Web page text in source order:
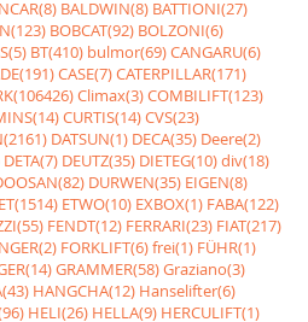
BALDWIN(8) BATTIONI(27)
BOBCAT(92) BOLZONI(6)
BT(410) bulmor(69)CANGARU(6)
CASE(7)CATERPILLAR(171)
Climax(3)COMBILIFT(123)
CURTIS(14)CVS(23)
DATSUN(1) DECA(35) Deere(2)
DETA(7) DEUTZ(35) DIETEG(10)div(18)
DURWEN(35) EIGEN(8)
ET(1514) ETWO(10) EXBOX(1) FABA(122)
FENDT(12) FERRARI(23) FIAT(217)
FORKLIFT(6)frei(1) FÜHR(1)
GRAMMER(58)Graziano(3)
HANGCHA(12) Hanselifter(6)
HELI(26) HELLA(9) HERCULIFT(1)